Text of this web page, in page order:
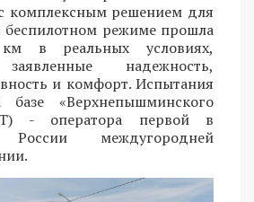
комплексным решением для
беспилотном режиме прошла
в реальных условиях,
надежность,
и комфорт. Испытания
«Верхнепышминского
- оператора первой в
России междугородней